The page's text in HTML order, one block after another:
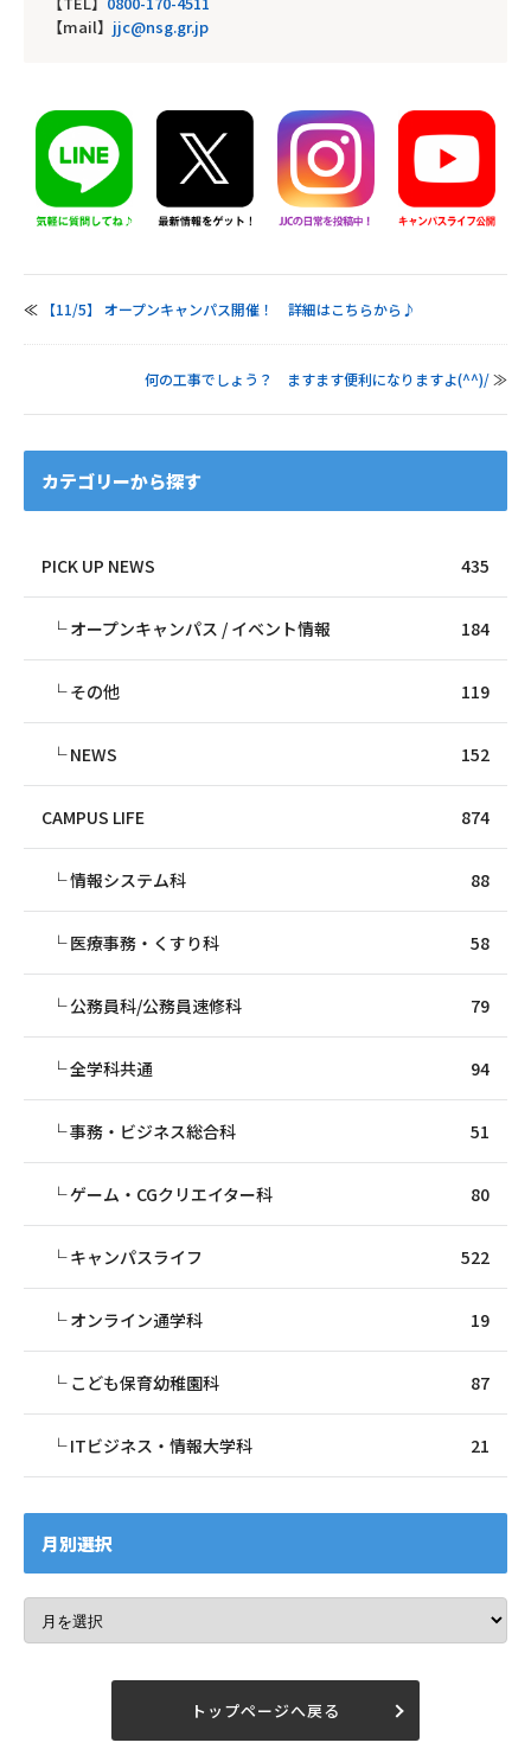
【mail】 jjc@nsg.gr.jp
≪ 【11/5】 オープンキャンパス開催！ 詳細はこちらから♪
何の工事でしょう？ ますます便利になりますよ(^^)/≫
カテゴリーから探す
PICK UP NEWS 435
オープンキャンパス / イベント情報 184
その他 119
NEWS 152
CAMPUS LIFE 874
情報システム科 88
医療事務・くすり科 58
公務員科/公務員速修科 79
全学科共通 94
事務・ビジネス総合科 51
ゲーム・CGクリエイター科 80
キャンパスライフ 522
オンライン通学科 19
こども保育幼稚園科 87
ITビジネス・情報大学科 21
月別選択
トップページへ戻る